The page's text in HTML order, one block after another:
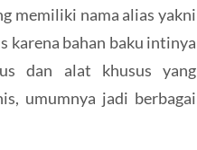
memiliki nama alias yakni
karena bahan baku intinya
dan alat khusus yang
umumnya jadi berbagai